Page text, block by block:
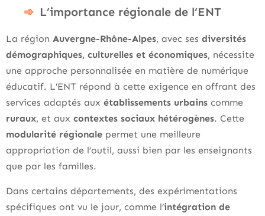
L’importance régionale de l’ENT
La région Auvergne-Rhône-Alpes, avec ses diversités
démographiques, culturelles et économiques, nécessite
une approche personnalisée en matière de numérique
éducatif. L’ENT répond à cette exigence en offrant des
services adaptés aux établissements urbains comme
ruraux, et aux contextes sociaux hétérogènes. Cette
modularité régionale permet une meilleure
appropriation de l’outil, aussi bien par les enseignants
que par les familles.
Dans certains départements, des expérimentations
spécifiques ont vu le jour, comme l’intégration de